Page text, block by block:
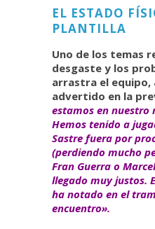
EL ESTADO
PLANTILLA
Uno de los temas
desgaste y los
arrastra el equipo,
advertido en la
estamos en nuestro
Hemos tenido a
Sastre fuera por
(perdiendo mucho
Fran Guerra o
llegado muy justos.
ha notado en el
encuentro».